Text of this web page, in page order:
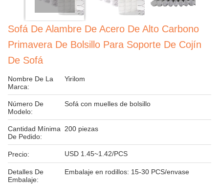
Sofá De Alambre De Acero De Alto Carbono
Primavera De Bolsillo Para Soporte De Cojín
De Sofá
Nombre De La
Marca:
Yirilom
Número De
Modelo:
Sofá con muelles de bolsillo
Cantidad Mínima
De Pedido:
200 piezas
Precio: USD 1.45~1.42/PCS
Detalles De
Embalaje:
Embalaje en rodillos: 15-30 PCS/envase